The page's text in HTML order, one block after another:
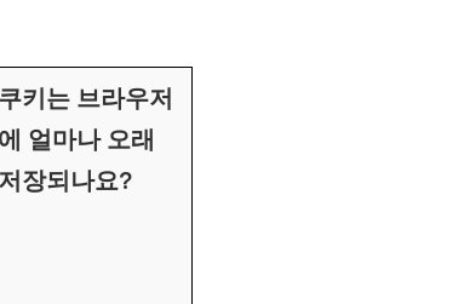
쿠키는 브라우저
에 얼마나 오래
저장되나요?